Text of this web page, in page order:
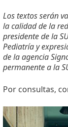
Los textos serán
la calidad de la
presidente de la
Pediatría y
de la agencia
permanente a la
Por consultas,